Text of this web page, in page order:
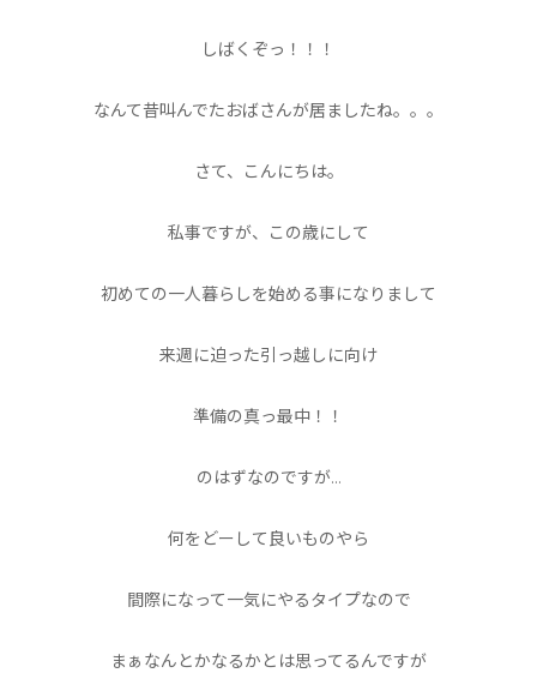
しばくぞっ！！！
なんて昔叫んでたおばさんが居ましたね。。。
さて、こんにちは。
私事ですが、この歳にして
初めての一人暮らしを始める事になりまして
来週に迫った引っ越しに向け
準備の真っ最中！！
のはずなのですが…
何をどーして良いものやら
間際になって一気にやるタイプなので
まぁなんとかなるかとは思ってるんですが